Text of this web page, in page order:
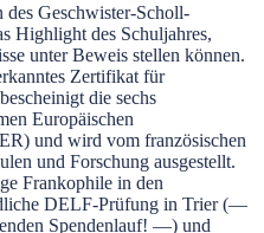
Geschwister-Scholl-
Highlight des Schuljahres,
unter Beweis stellen können.
Zertifikat für
die sechs
Europäischen
und wird vom französischen
und Forschung ausgestellt.
Frankophile in den
DELF-Prüfung in Trier (—
Spendenlauf! —) und